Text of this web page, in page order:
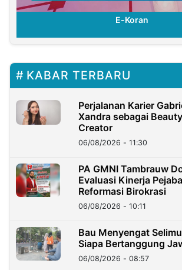
E-Koran
KABAR TERBARU
Perjalanan Karier
Xandra sebagai
Creator
06/08/2026 - 11:30
PA GMNI Tambrauw
Evaluasi Kinerja
Reformasi Birokrasi
06/08/2026 - 10:11
Bau Menyengat
Siapa Bertanggung
06/08/2026 - 08:57